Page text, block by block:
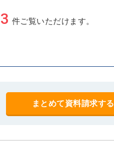
3 件ご覧いただけます。
まとめて資料請求する